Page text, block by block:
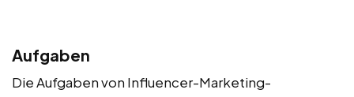
Aufgaben
Die Aufgaben von Influencer-Marketing-